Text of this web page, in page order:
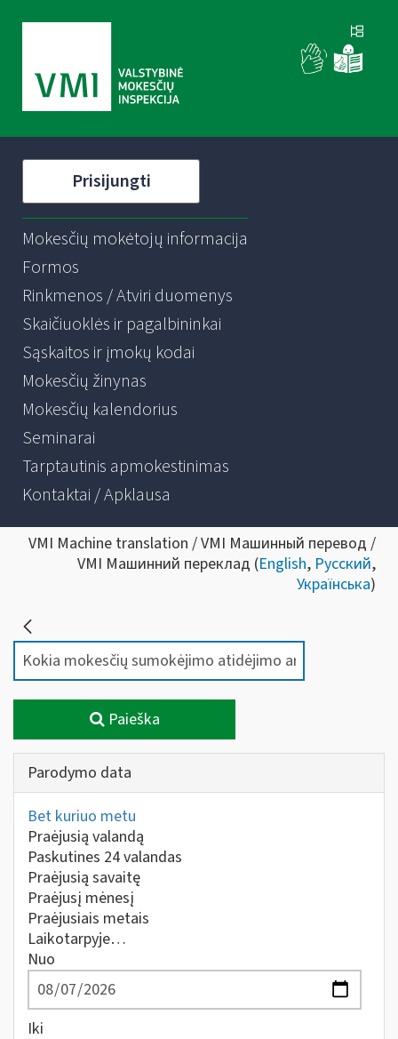
Prisijungti
Mokesčių mokėtojų informacija
Formos
Rinkmenos / Atviri duomenys
Skaičiuoklės ir pagalbininkai
Sąskaitos ir įmokų kodai
Mokesčių žinynas
Mokesčių kalendorius
Seminarai
Tarptautinis apmokestinimas
Kontaktai / Apklausa
VMI Machine translation / VMI Машинный перевод /
VMI Машинний переклад (English, Русский,
Українська)
Paieška
Parodymo data
Bet kuriuo metu
Praėjusią valandą
Paskutines 24 valandas
Praėjusią savaitę
Praėjusį mėnesį
Praėjusiais metais
Laikotarpyje…
Nuo
Iki